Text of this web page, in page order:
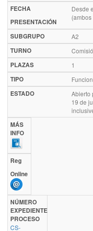
FECHA
PRESENTACIÓN
Desde
SUBGRUPO
A2
TURNO
PLAZAS
1
TIPO
ESTADO
Abierto
19 de
MÁS
INFO
Reg
Online
NÚMERO
EXPEDIENTE
PROCESO
CS-